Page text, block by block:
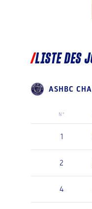
LISTE DES
ASHBC
N°
1
2
4